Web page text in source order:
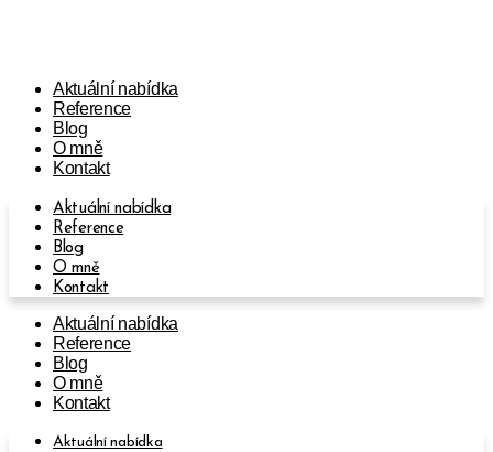
Aktuální nabídka
Reference
Blog
O mně
Kontakt
Aktuální nabídka
Reference
Blog
O mně
Kontakt
Aktuální nabídka
Reference
Blog
O mně
Kontakt
Aktuální nabídka